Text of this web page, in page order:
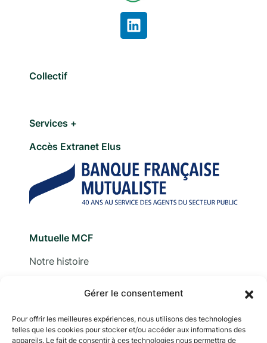
Gérer le consentement
Pour offrir les meilleures expériences, nous utilisons des technologies
telles que les cookies pour stocker et/ou accéder aux informations des
appareils. Le fait de consentir à ces technologies nous permettra de
Collectif
Services +
Accès Extranet Elus
Mutuelle MCF
Notre histoire
Adhérer